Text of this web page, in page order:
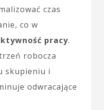
czas
co w
pracy.
robocza
skupieniu i
odwracające